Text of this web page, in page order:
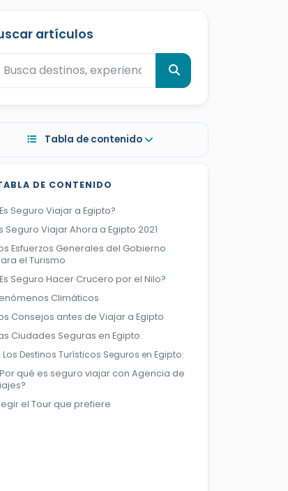
artículos
Tabla de contenido
DE CONTENIDO
Seguro Viajar a Egipto?
Seguro Viajar Ahora a Egipto 2021
Esfuerzos Generales del Gobierno
el Turismo
Seguro Hacer Crucero por el Nilo?
Climáticos
Consejos antes de Viajar a Egipto
Ciudades Seguras en Egipto.
Los Destinos Turísticos Seguros en Egipto:
qué es seguro viajar con Agencia de
el Tour que prefiere